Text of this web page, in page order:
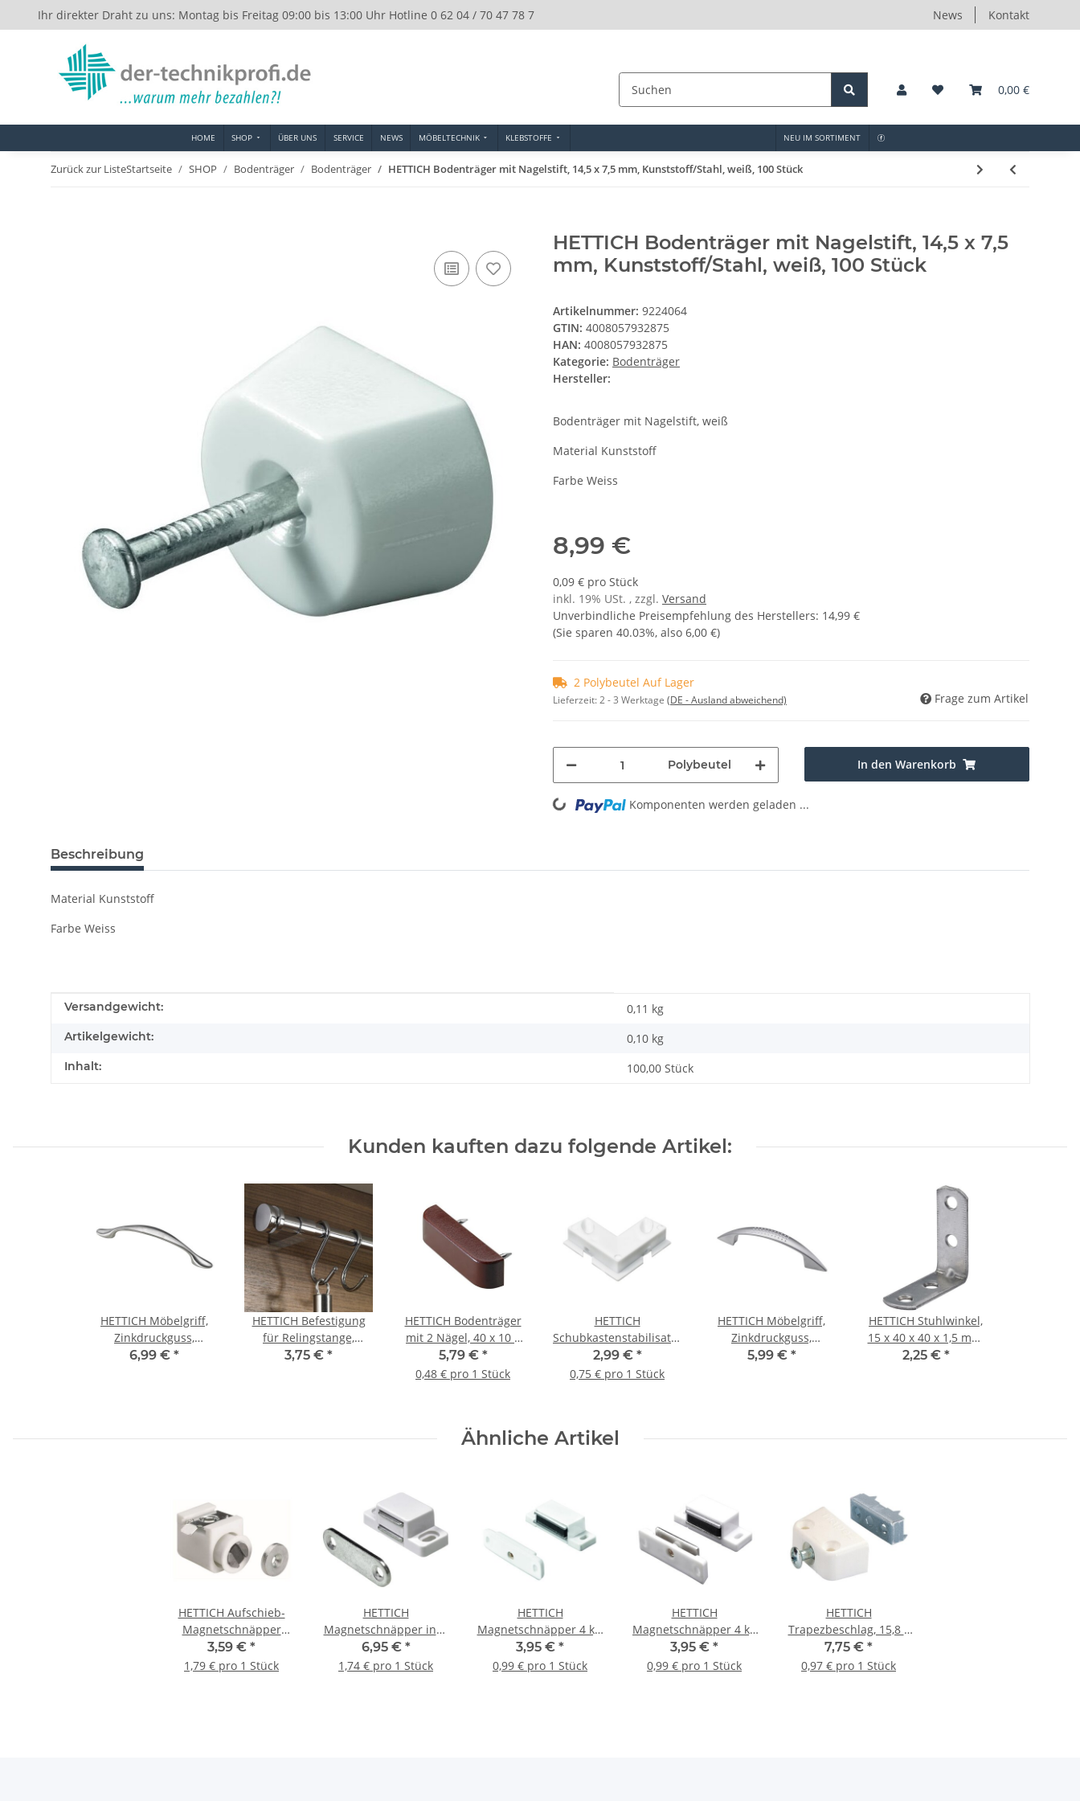
Ihr direkter Draht zu uns: Montag bis Freitag 09:00 bis 13:00 Uhr Hotline 0 62 04 / 70 47 78 7 News Kontakt
0,00 €
HOME SHOP ÜBER UNS SERVICE NEWS MÖBELTECHNIK KLEBSTOFFE NEU IM SORTIMENT
Zurück zur ListeStartseite SHOP Bodenträger Bodenträger HETTICH Bodenträger mit Nagelstift, 14,5 x 7,5 mm, Kunststoff/Stahl, weiß, 100 Stück
HETTICH Bodenträger mit Nagelstift, 14,5 x 7,5
mm, Kunststoff/Stahl, weiß, 100 Stück
Artikelnummer: 9224064
GTIN: 4008057932875
HAN: 4008057932875
Kategorie: Bodenträger
Hersteller:
Bodenträger mit Nagelstift, weiß
Material Kunststoff
Farbe Weiss
8,99 €
0,09 € pro Stück
inkl. 19% USt. , zzgl. Versand
Unverbindliche Preisempfehlung des Herstellers: 14,99 €
(Sie sparen 40.03%, also 6,00 €)
2 Polybeutel Auf Lager
Lieferzeit:2 - 3 Werktage (DE - Ausland abweichend) Frage zum Artikel
Polybeutel In den Warenkorb
Loading... Komponenten werden geladen ...
Beschreibung
Material Kunststoff
Farbe Weiss
Produkteigenschaft
Wert
Versandgewicht: 0,11 kg
Artikelgewicht: 0,10 kg
Inhalt: 100,00 Stück
Kunden kauften dazu folgende Artikel:
HETTICH Möbelgriff,
Zinkdruckguss,
Edelstahl-Optik, BA
6,99 € *
HETTICH Befestigung
für Relingstange,
Chrom glänzend
3,75 € *
HETTICH Bodenträger
mit 2 Nägel, 40 x 10 x
15mm, Kunststoff,
braun, 12 Stück
5,79 € *
0,48 € pro 1 Stück
HETTICH
Schubkastenstabilisator,
35 x 35 x 8 mm, weiß, 4
Stück
2,99 € *
0,75 € pro 1 Stück
HETTICH Möbelgriff,
Zinkdruckguss,
Aluminium-Optik, BA
5,99 € *
HETTICH Stuhlwinkel,
15 x 40 x 40 x 1,5 mm,
Edelstahl matt
2,25 € *
Ähnliche Artikel
HETTICH Aufschieb-
Magnetschnäpper
verstellbar 2 kg, weiß, 2
Stück
3,59 € *
1,79 € pro 1 Stück
HETTICH
Magnetschnäpper inkl.
Schrauben, 35 x 15 mm,
weiß, 4 Stück
6,95 € *
1,74 € pro 1 Stück
HETTICH
Magnetschnäpper 4 kg,
weiß, 4 Stück
3,95 € *
0,99 € pro 1 Stück
HETTICH
Magnetschnäpper 4 kg
beweglich, weiß, 4
Stück
3,95 € *
0,99 € pro 1 Stück
HETTICH
Trapezbeschlag, 15,8 x
40 x 20,5 mm, weiß, 8
Stück
7,75 € *
0,97 € pro 1 Stück